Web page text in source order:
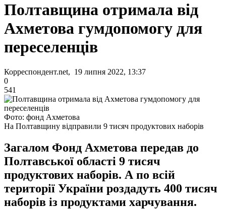
Полтавщина отримала від
Ахметова гумдопомогу для
переселенців
Корреспондент.net, 19 липня 2022, 13:37
0
541
Фото: фонд Ахметова
На Полтавщину відправили 9 тисяч продуктових наборів
Загалом Фонд Ахметова передав до
Полтавської області 9 тисяч
продуктових наборів. А по всій
території України роздадуть 400 тисяч
наборів із продуктами харчування.